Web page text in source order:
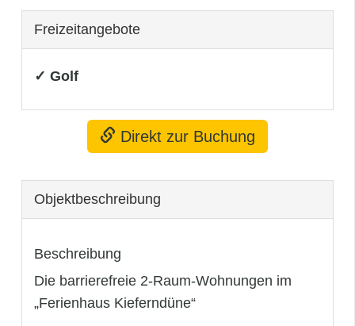
Freizeitangebote
✓ Golf
Direkt zur Buchung
Objekt­beschreibung
Beschreibung
Die barrierefreie 2-Raum-Wohnungen im
„Ferienhaus Kieferndüne“